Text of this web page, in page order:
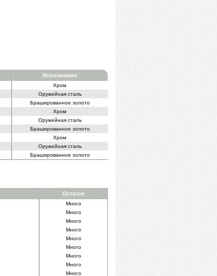
Исполнение
Хром
Оружейная сталь
Брашированное золото
Хром
Оружейная сталь
Брашированное золото
Хром
Оружейная сталь
Брашированное золото
Остаток
Много
Много
Много
Много
Много
Много
Много
Много
Много